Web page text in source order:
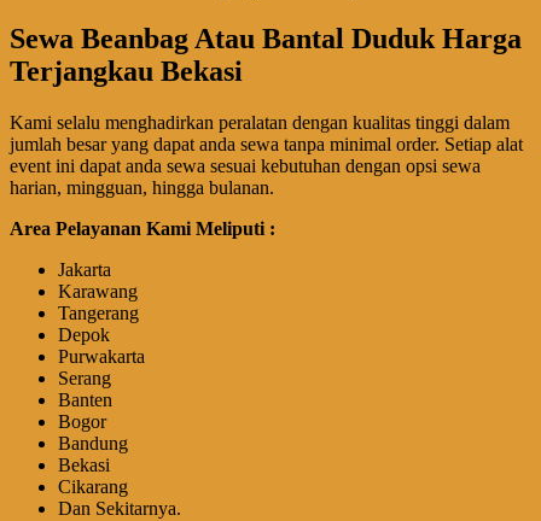
Sewa Beanbag Atau Bantal Duduk Harga
Terjangkau Bekasi
Kami selalu menghadirkan peralatan dengan kualitas tinggi dalam
jumlah besar yang dapat anda sewa tanpa minimal order. Setiap alat
event ini dapat anda sewa sesuai kebutuhan dengan opsi sewa
harian, mingguan, hingga bulanan.
Area Pelayanan Kami Meliputi :
Jakarta
Karawang
Tangerang
Depok
Purwakarta
Serang
Banten
Bogor
Bandung
Bekasi
Cikarang
Dan Sekitarnya.